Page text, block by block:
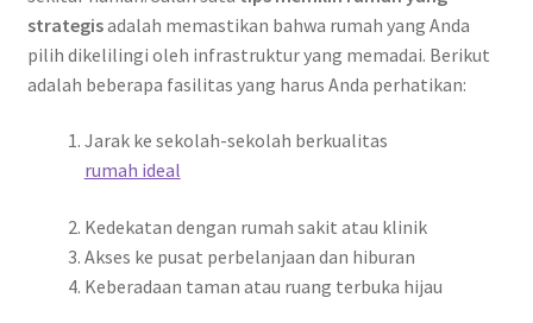
strategisadalah memastikan bahwa rumah yang Anda
pilih dikelilingi oleh infrastruktur yang memadai. Berikut
adalah beberapa fasilitas yang harus Anda perhatikan:
Jarak ke sekolah-sekolah berkualitas
rumah ideal
Kedekatan dengan rumah sakit atau klinik
Akses ke pusat perbelanjaan dan hiburan
Keberadaan taman atau ruang terbuka hijau